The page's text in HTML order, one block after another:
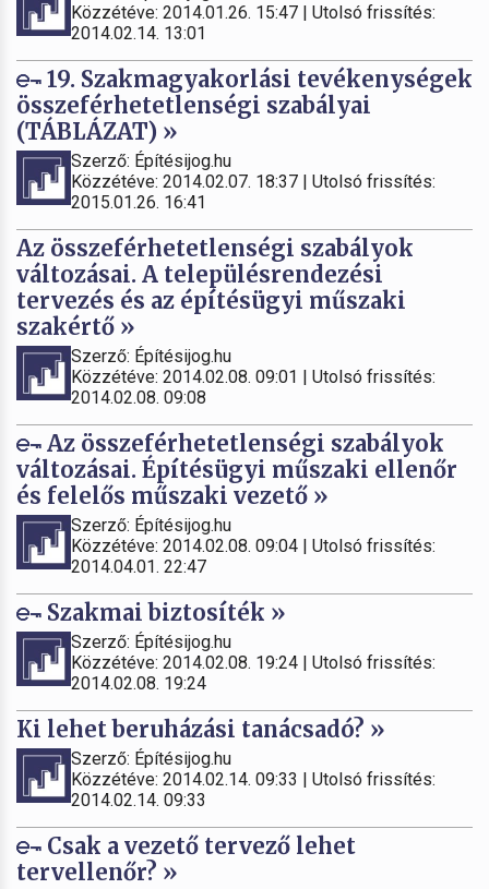
Közzétéve: 2014.01.26. 15:47 | Utolsó frissítés:
2014.02.14. 13:01
19. Szakmagyakorlási tevékenységek
összeférhetetlenségi szabályai
(TÁBLÁZAT) »
Szerző: Építésijog.hu
Közzétéve: 2014.02.07. 18:37 | Utolsó frissítés:
2015.01.26. 16:41
Az összeférhetetlenségi szabályok
változásai. A településrendezési
tervezés és az építésügyi műszaki
szakértő »
Szerző: Építésijog.hu
Közzétéve: 2014.02.08. 09:01 | Utolsó frissítés:
2014.02.08. 09:08
Az összeférhetetlenségi szabályok
változásai. Építésügyi műszaki ellenőr
és felelős műszaki vezető »
Szerző: Építésijog.hu
Közzétéve: 2014.02.08. 09:04 | Utolsó frissítés:
2014.04.01. 22:47
Szakmai biztosíték »
Szerző: Építésijog.hu
Közzétéve: 2014.02.08. 19:24 | Utolsó frissítés:
2014.02.08. 19:24
Ki lehet beruházási tanácsadó? »
Szerző: Építésijog.hu
Közzétéve: 2014.02.14. 09:33 | Utolsó frissítés:
2014.02.14. 09:33
Csak a vezető tervező lehet
tervellenőr? »